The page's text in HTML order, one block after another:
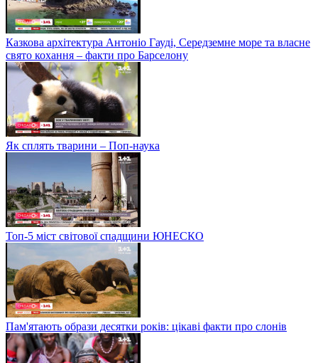
Казкова архітектура Антоніо Гауді, Середземне море та власне
свято кохання – факти про Барселону
Як сплять тварини – Поп-наука
Топ-5 міст світової спадщини ЮНЕСКО
Пам'ятають образи десятки років: цікаві факти про слонів